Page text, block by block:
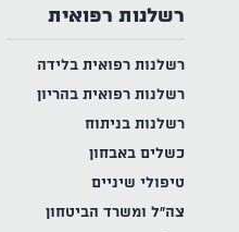
רשלנות רפואית
רשלנות רפואית בלידה
רשלנות רפואית בהריון
רשלנות בניתוח
כשלים באבחון
טיפולי שיניים
צה"ל ומשרד הביטחון